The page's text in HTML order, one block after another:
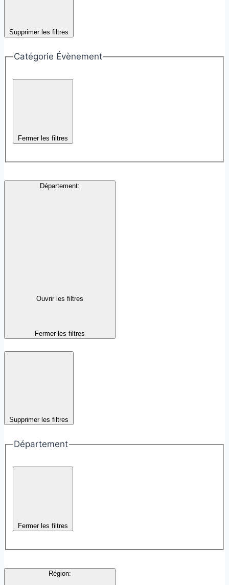
Supprimer les filtres
Catégorie Évènement
Fermer les filtres
Département:
Ouvrir les filtres
Fermer les filtres
Supprimer les filtres
Département
Fermer les filtres
Région: